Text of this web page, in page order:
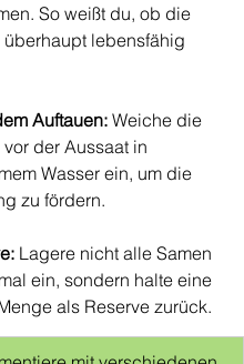
So weißt du, ob die
überhaupt lebensfähig
Auftauen: Weiche die
vor der Aussaat in
Wasser ein, um die
zu fördern.
Lagere nicht alle Samen
ein, sondern halte eine
als Reserve zurück.